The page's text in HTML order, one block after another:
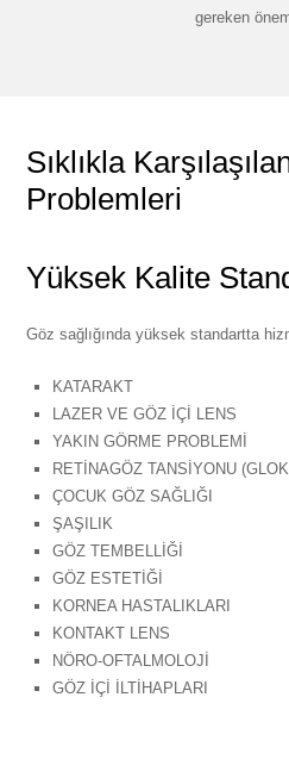
gereken
Sıklıkla
Problemleri
Yüksek Kalite
Göz sağlığında yüksek standartta
KATARAKT
LAZER VE GÖZ İÇİ LENS
YAKIN GÖRME PROBLEMİ
RETİNAGÖZ TANSİYONU
ÇOCUK GÖZ SAĞLIĞI
ŞAŞILIK
GÖZ TEMBELLİĞİ
GÖZ ESTETİĞİ
KORNEA HASTALIKLARI
KONTAKT LENS
NÖRO-OFTALMOLOJİ
GÖZ İÇİ İLTİHAPLARI